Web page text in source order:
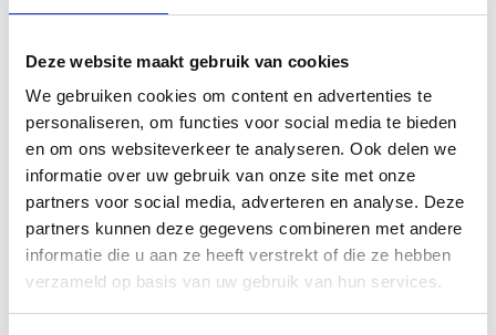
Deze website maakt gebruik van cookies
We gebruiken cookies om content en advertenties te
personaliseren, om functies voor social media te bieden
en om ons websiteverkeer te analyseren. Ook delen we
informatie over uw gebruik van onze site met onze
partners voor social media, adverteren en analyse. Deze
partners kunnen deze gegevens combineren met andere
informatie die u aan ze heeft verstrekt of die ze hebben
verzameld op basis van uw gebruik van hun services.
accessoires veel makkelijker maakt.
Zoek je meer kracht voor grafisch werk of zware
games? Dan is de iPad Air 5 uit 2022 de slimste
keuze. De M1-chip in dit toestel was een enorme
sprong voorwaarts. Dankzij de 8GB aan
werkgeheugen ondersteunt dit model geavanceerde
multitasking-functies zoals Stage Manager in iPadOS
26. Voor wie echt voorop wil lopen, zijn er de